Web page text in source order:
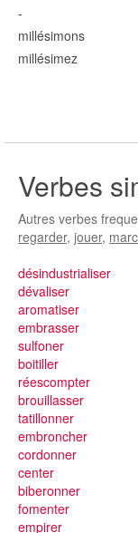
-
millésimons
millésimez
Verbes
Autres verbes
regarder, jouer,
désindustrialiser
dévaliser
aromatiser
embrasser
sulfoner
boitiller
réescompter
brouillasser
tatillonner
embroncher
cordonner
center
biberonner
fomenter
empirer